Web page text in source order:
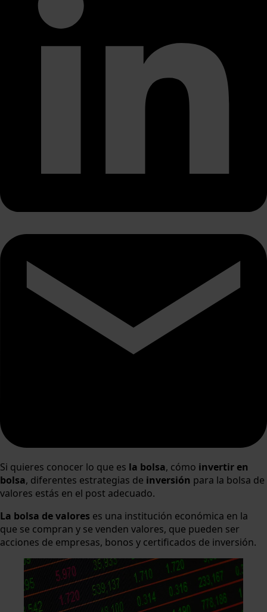
Si quieres conocer lo que es la bolsa, cómo invertir en
bolsa, diferentes estrategias de inversión para la bolsa de
valores estás en el post adecuado.
La bolsa de valores es una institución económica en la
que se compran y se venden valores, que pueden ser
acciones de empresas, bonos y certificados de inversión.